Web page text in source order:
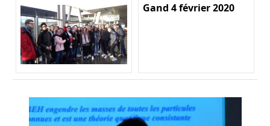
Gand 4 février 2020